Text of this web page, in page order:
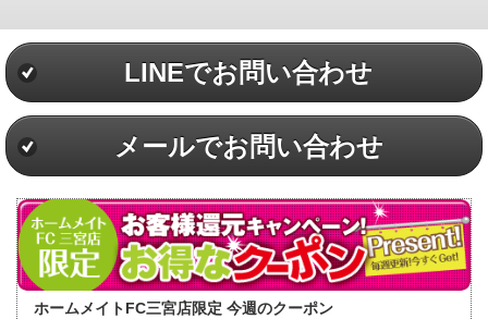
LINEでお問い合わせ
メールでお問い合わせ
ホームメイトFC三宮店限定 今週のクーポン